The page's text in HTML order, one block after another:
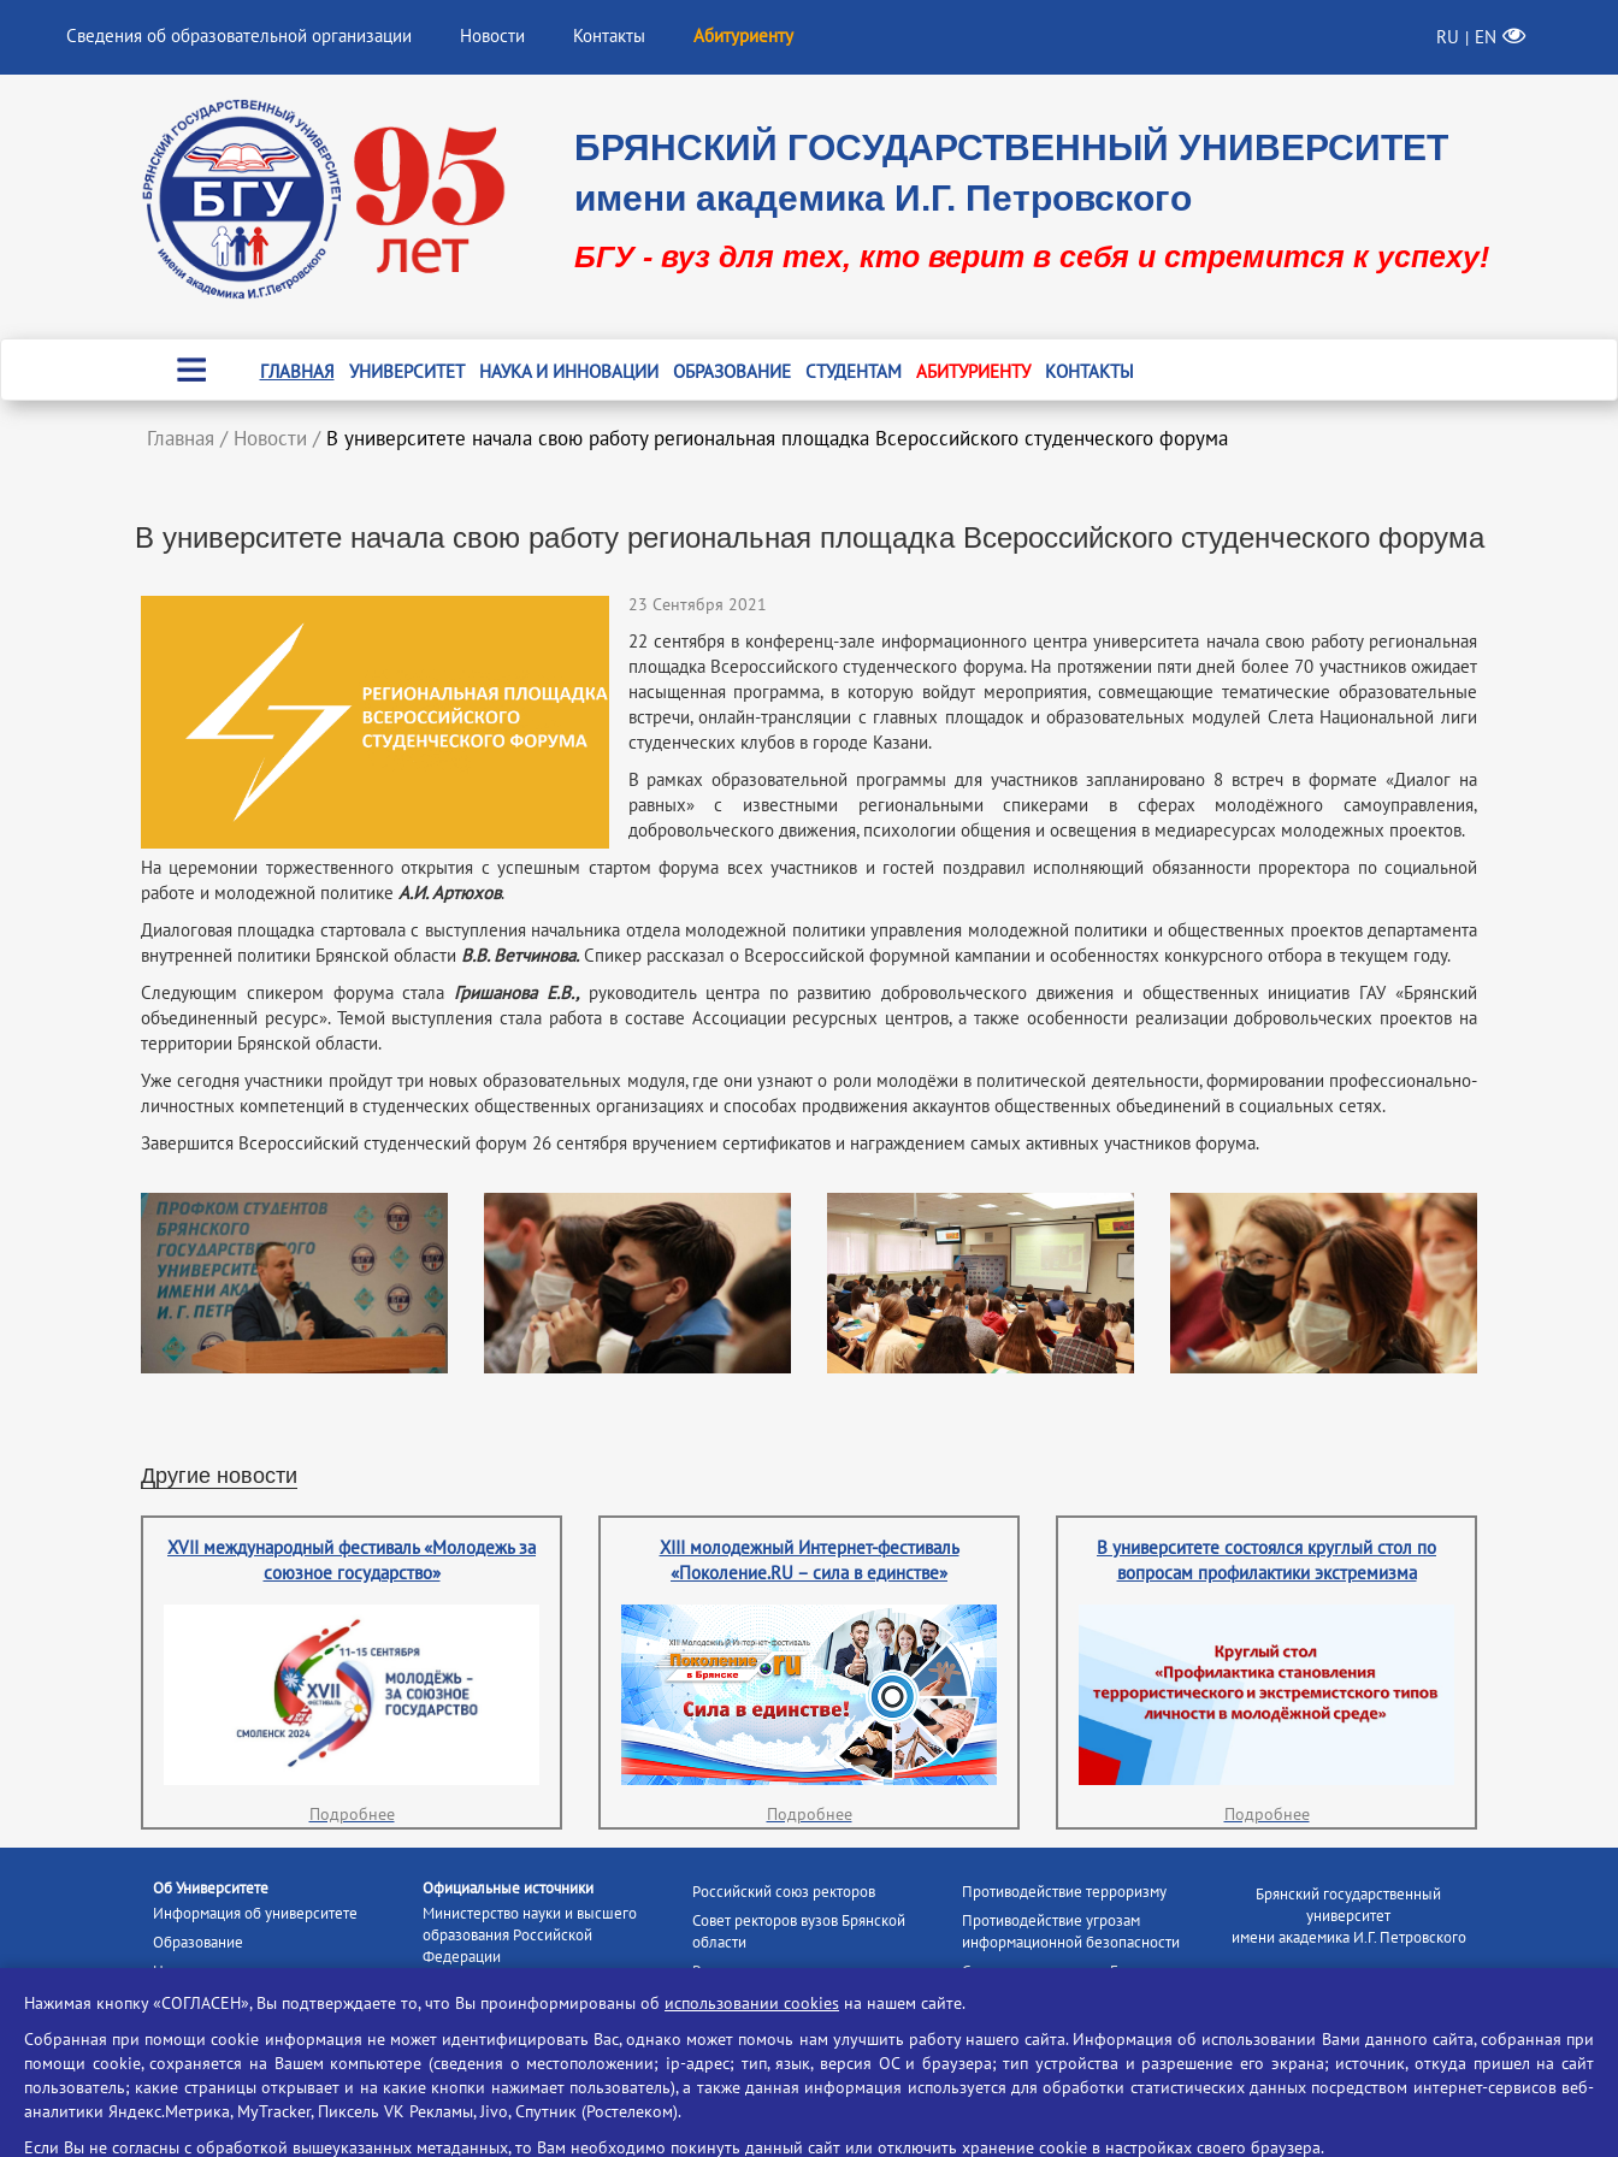
Сведения об образовательной организации Новости Контакты Абитуриенту RU | EN
БРЯНСКИЙ ГОСУДАРСТВЕННЫЙ УНИВЕРСИТЕТ
имени академика И.Г. Петровского
БГУ - вуз для тех, кто верит в себя и стремится к успеху!
ГЛАВНАЯ УНИВЕРСИТЕТ НАУКА И ИННОВАЦИИ ОБРАЗОВАНИЕ СТУДЕНТАМ АБИТУРИЕНТУ КОНТАКТЫ
Главная / Новости / В университете начала свою работу региональная площадка Всероссийского студенческого форума
В университете начала свою работу региональная площадка Всероссийского студенческого форума
23 Сентября 2021
22 сентября в конференц-зале информационного центра университета начала свою работу региональная
площадка Всероссийского студенческого форума. На протяжении пяти дней более 70 участников ожидает
насыщенная программа, в которую войдут мероприятия, совмещающие тематические образовательные
встречи, онлайн-трансляции с главных площадок и образовательных модулей Слета Национальной лиги
студенческих клубов в городе Казани.
В рамках образовательной программы для участников запланировано 8 встреч в формате «Диалог на
равных» с известными региональными спикерами в сферах молодёжного самоуправления,
добровольческого движения, психологии общения и освещения в медиаресурсах молодежных проектов.
На церемонии торжественного открытия с успешным стартом форума всех участников и гостей поздравил исполняющий обязанности проректора по социальной
работе и молодежной политике А.И. Артюхов.
Диалоговая площадка стартовала с выступления начальника отдела молодежной политики управления молодежной политики и общественных проектов департамента
внутренней политики Брянской области В.В. Ветчинова.Спикер рассказал о Всероссийской форумной кампании и особенностях конкурсного отбора в текущем году.
Следующим спикером форума стала Гришанова Е.В.,руководитель центра по развитию добровольческого движения и общественных инициатив ГАУ «Брянский
объединенный ресурс». Темой выступления стала работа в составе Ассоциации ресурсных центров, а также особенности реализации добровольческих проектов на
территории Брянской области.
Уже сегодня участники пройдут три новых образовательных модуля, где они узнают о роли молодёжи в политической деятельности, формировании профессионально-
личностных компетенций в студенческих общественных организациях и способах продвижения аккаунтов общественных объединений в социальных сетях.
Завершится Всероссийский студенческий форум 26 сентября вручением сертификатов и награждением самых активных участников форума.
Другие новости
XVII международный фестиваль «Молодежь за
союзное государство»
Подробнее
XIII молодежный Интернет-фестиваль
«Поколение.RU – сила в единстве»
Подробнее
В университете состоялся круглый стол по
вопросам профилактики экстремизма
Подробнее
Об Университете
Информация об университете
Образование
Наука и инновации
Абитуриенту
Ассоциация выпускников
Центр тестирования
иностранных граждан
Конкурс на замещение
Официальные источники
Министерство науки и высшего
образования Российской
Федерации
Портал «Российское
образование»
Единое окно информационных
ресурсов
Единая коллекция цифровых
образовательных ресурсов
Российский союз ректоров
Совет ректоров вузов Брянской
области
Росстудцентр
Наши партнёры
Портал «Русский язык»
Учительская газета
Единый портал государственных
Противодействие терроризму
Противодействие угрозам
информационной безопасности
Социальные ролики - Генеральная
БГУ против наркотиков
Брянский государственный
университет
имени академика И.Г. Петровского
Телефон: +7(4832)58-90-85
Нажимая кнопку «СОГЛАСЕН», Вы подтверждаете то, что Вы проинформированы об использовании cookies на нашем сайте.
Собранная при помощи cookie информация не может идентифицировать Вас, однако может помочь нам улучшить работу нашего сайта. Информация об использовании Вами данного сайта, собранная при
помощи cookie, сохраняется на Вашем компьютере (сведения о местоположении; ip-адрес; тип, язык, версия ОС и браузера; тип устройства и разрешение его экрана; источник, откуда пришел на сайт
пользователь; какие страницы открывает и на какие кнопки нажимает пользователь), а также данная информация используется для обработки статистических данных посредством интернет-сервисов веб-
аналитики Яндекс.Метрика, MyTracker, Пиксель VK Рекламы, Jivo, Спутник (Ростелеком).
Если Вы не согласны с обработкой вышеуказанных метаданных, то Вам необходимо покинуть данный сайт или отключить хранение cookie в настройках своего браузера.